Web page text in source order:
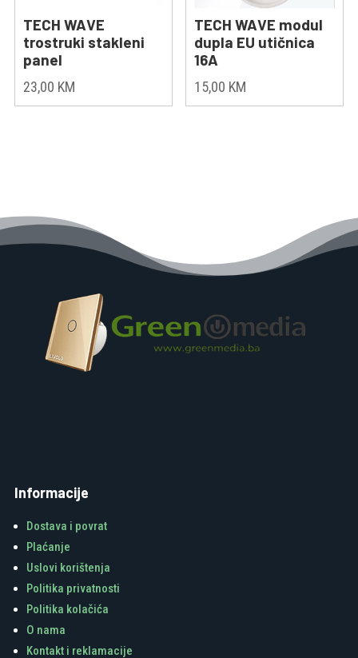
TECH WAVE
trostruki stakleni
panel
23,00 KM
TECH WAVE modul
dupla EU utičnica
16A
15,00 KM
Informacije
Dostava i povrat
Plaćanje
Uslovi korištenja
Politika privatnosti
Politika kolačića
O nama
Kontakt i reklamacije